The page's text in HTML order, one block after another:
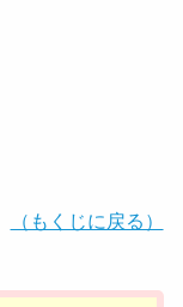
（もくじに戻る）